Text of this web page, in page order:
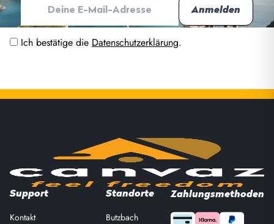
Ich bestätige die Datenschutzerklärung.
Support
Kontakt
Standorte
Butzbach
Zahlungsmethoden